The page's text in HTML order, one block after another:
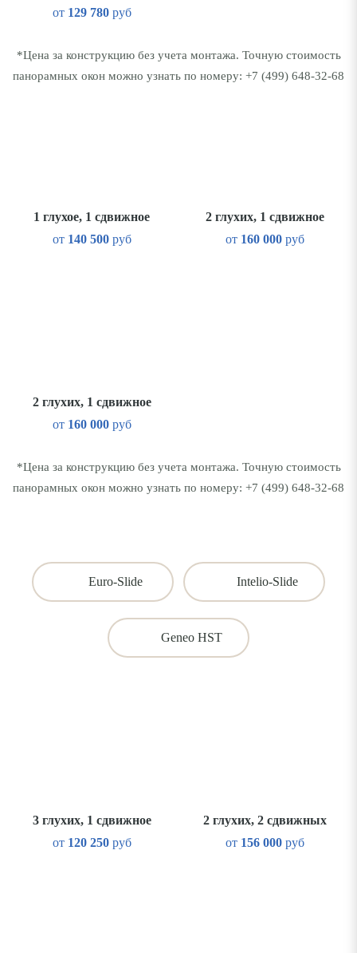
от 129 780руб
*Цена за конструкцию без учета монтажа. Точную стоимость
панорамных окон можно узнать по номеру: +7 (499) 648-32-68
1 глухое, 1 сдвижное
от 140 500руб
2 глухих, 1 сдвижное
от 160 000 руб
2 глухих, 1 сдвижное
от 160 000руб
*Цена за конструкцию без учета монтажа. Точную стоимость
панорамных окон можно узнать по номеру: +7 (499) 648-32-68
Euro-Slide Intelio-Slide
Geneo HST
3 глухих, 1 сдвижное
от 120 250руб
2 глухих, 2 сдвижных
от 156 000 руб